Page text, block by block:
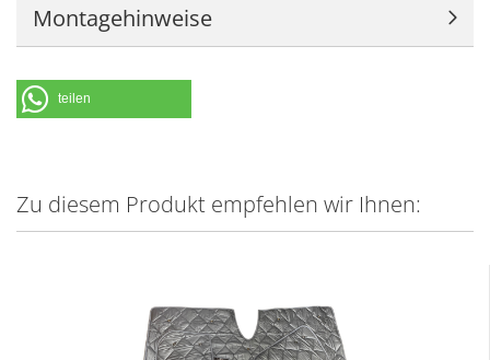
Montagehinweise
teilen
Zu diesem Produkt empfehlen wir Ihnen: